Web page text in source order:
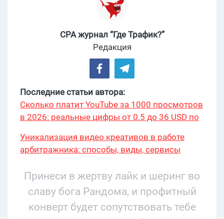
CPA журнал “Где Трафик?”
Редакция
Последние статьи автора:
Сколько платит YouTube за 1000 просмотров
в 2026: реальные цифры от 0.5 до 36 USD по
Уникализация видео креативов в работе
арбитражника: способы, виды, сервисы
Принеси в жертву лайк и шеринг во
славу бога Рандома, и профитный
конверт будет сопутствовать тебе